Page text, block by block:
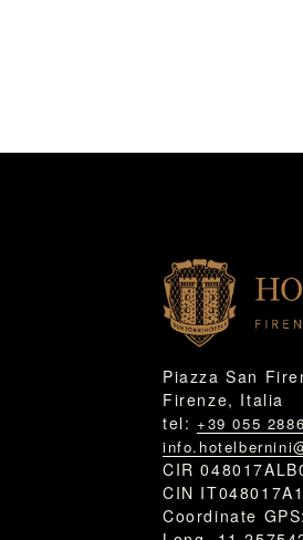
Piazza San
Firenze, Italia
tel: +39 055
CIR
CIN
Coordinate